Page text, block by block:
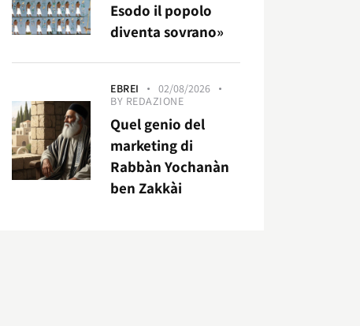
Esodo il popolo
diventa sovrano»
EBREI
02/08/2026
BY REDAZIONE
Quel genio del
marketing di
Rabbàn Yochanàn
ben Zakkài